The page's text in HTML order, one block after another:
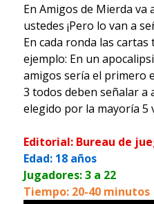
En Amigos de Mierda va
ustedes ¡Pero lo van a
En cada ronda las
ejemplo: En un
amigos sería el primero
3 todos deben señalar a
elegido por la mayoría 5
Editorial: Bureau de
Edad: 18 años
Jugadores: 3 a 22
Tiempo: 20-40 minutos